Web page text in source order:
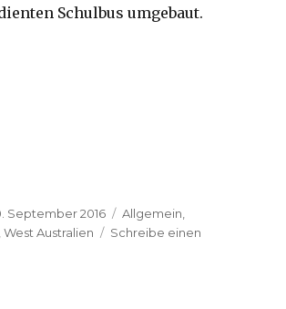
Schulbus umgebaut.
September 2016 Kategorien
Allgemein
,West Australien
Schreibe einen